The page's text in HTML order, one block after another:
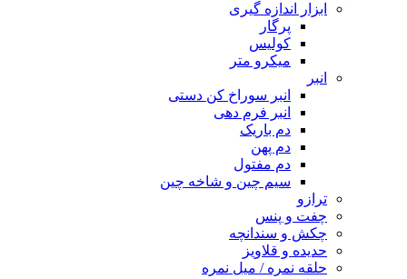
ابزار اندازه گیری
پرگار
کولیس
میکرو متر
انبر
انبر سوراخ کن دستی
انبر فرم دهی
دم باریک
دم پهن
دم مفتول
سیم چین و شاخه چین
ترازو
چفت و پنس
چکش و سندانچه
حدیده و قلاویز
حلقه نمره / میل نمره